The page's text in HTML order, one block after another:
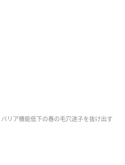
リア機能低下の春の毛穴迷子を抜け出す